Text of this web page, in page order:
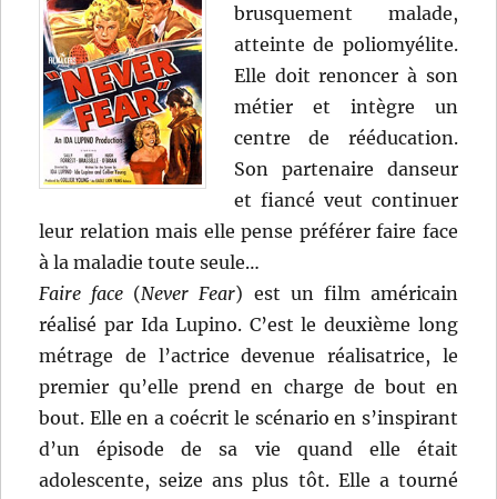
brusquement malade,
atteinte de poliomyélite.
Elle doit renoncer à son
métier et intègre un
centre de rééducation.
Son partenaire danseur
et fiancé veut continuer
leur relation mais elle pense préférer faire face
à la maladie toute seule…
Faire face (Never Fear) est un film américain
réalisé par Ida Lupino. C’est le deuxième long
métrage de l’actrice devenue réalisatrice, le
premier qu’elle prend en charge de bout en
bout. Elle en a coécrit le scénario en s’inspirant
d’un épisode de sa vie quand elle était
adolescente, seize ans plus tôt. Elle a tourné